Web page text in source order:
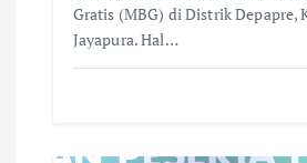
Gratis (MBG) di Distrik Depapre,
Jayapura. Hal…